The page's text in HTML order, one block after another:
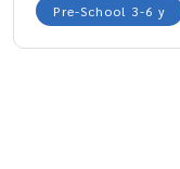
Pre-School 3-6 y